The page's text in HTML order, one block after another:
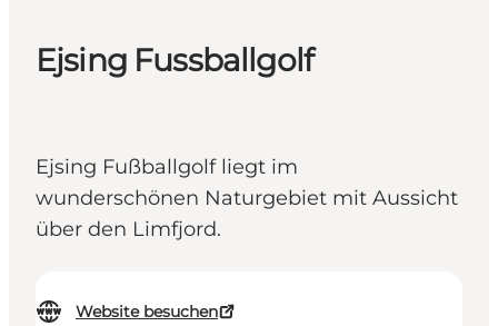
Ejsing Fussballgolf
Ejsing Fußballgolf liegt im
wunderschönen Naturgebiet mit Aussicht
über den Limfjord.
Website besuchen